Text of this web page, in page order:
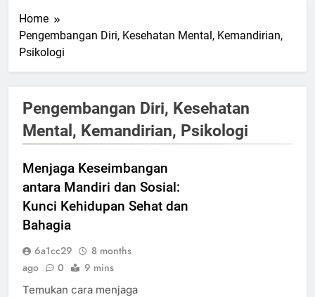
Home
Pengembangan Diri, Kesehatan Mental, Kemandirian,
Psikologi
Pengembangan Diri, Kesehatan
Mental, Kemandirian, Psikologi
Menjaga Keseimbangan
antara Mandiri dan Sosial:
Kunci Kehidupan Sehat dan
Bahagia
6a1cc29
8 months
ago
0 9 mins
Temukan cara menjaga